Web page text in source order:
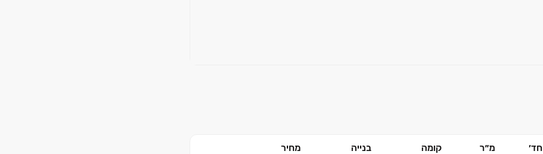
חד׳ מ״ר קומה בנייה מחיר